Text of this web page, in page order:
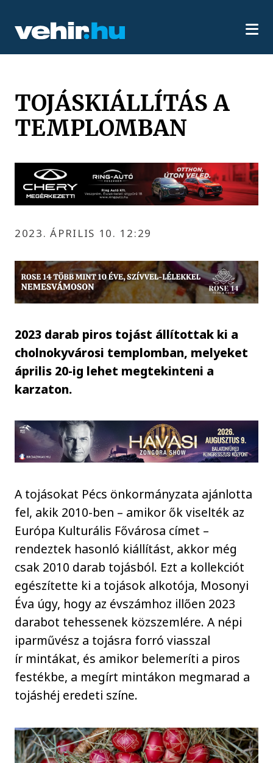
TOJÁSKIÁLLÍTÁS A
TEMPLOMBAN
2023. ÁPRILIS 10. 12:29
2023 darab piros tojást állítottak ki a
cholnokyvárosi templomban, melyeket
április 20-ig lehet megtekinteni a
karzaton.
A tojásokat Pécs önkormányzata ajánlotta
fel, akik 2010-ben – amikor ők viselték az
Európa Kulturális Fővárosa címet –
rendeztek hasonló kiállítást, akkor még
csak 2010 darab tojásból. Ezt a kollekciót
egészítette ki a tojások alkotója, Mosonyi
Éva úgy, hogy az évszámhoz illően 2023
darabot tehessenek közszemlére. A népi
iparművész a tojásra forró viasszal
ír mintákat, és amikor belemeríti a piros
festékbe, a megírt mintákon megmarad a
tojáshéj eredeti színe.